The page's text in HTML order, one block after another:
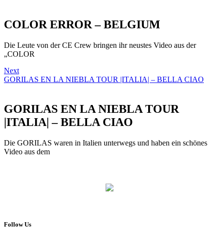
COLOR ERROR – BELGIUM
Die Leute von der CE Crew bringen ihr neustes Video aus der
„COLOR
Next
GORILAS EN LA NIEBLA TOUR |ITALIA| – BELLA CIAO
GORILAS EN LA NIEBLA TOUR
|ITALIA| – BELLA CIAO
Die GORILAS waren in Italien unterwegs und haben ein schönes
Video aus dem
Follow Us